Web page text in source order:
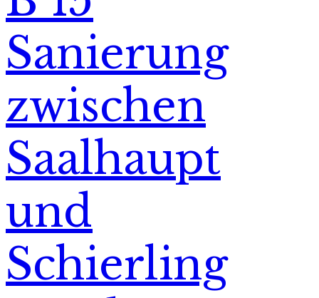
Sanierung
zwischen
Saalhaupt
und
Schierling